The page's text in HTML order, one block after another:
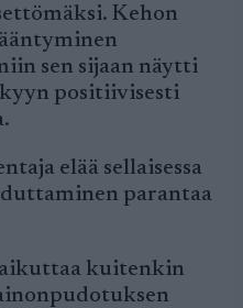
Kehon
sen sijaan näytti
positiivisesti
elää sellaisessa
parantaa
kuitenkin